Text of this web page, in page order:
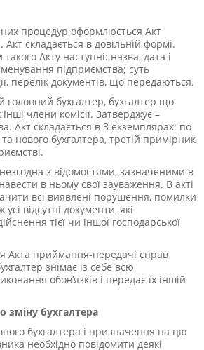
процедур оформлюється Акт
складається в довільній формі.
такого Акту наступні: назва, дата і
підприємства; суть
перелік документів, що передаються.
головний бухгалтер, бухгалтер що
члени комісії. Затверджує –
Акт складається в 3 екземплярах: по
нового бухгалтера, третій примірник
з відомостями, зазначеними в
в ньому свої зауваження. В акті
всі виявлені порушення, помилки
відсутні документи, які
тієї чи іншої господарської
Акта приймання-передачі справ
знімає із себе всю
обов’язків і передає їх іншій
зміну бухгалтера
бухгалтера і призначення на цю
необхідно повідомити деякі